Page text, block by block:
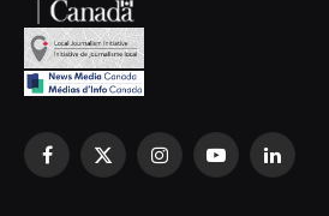
Facebook
X
InstagramYouTubeLinkedIn